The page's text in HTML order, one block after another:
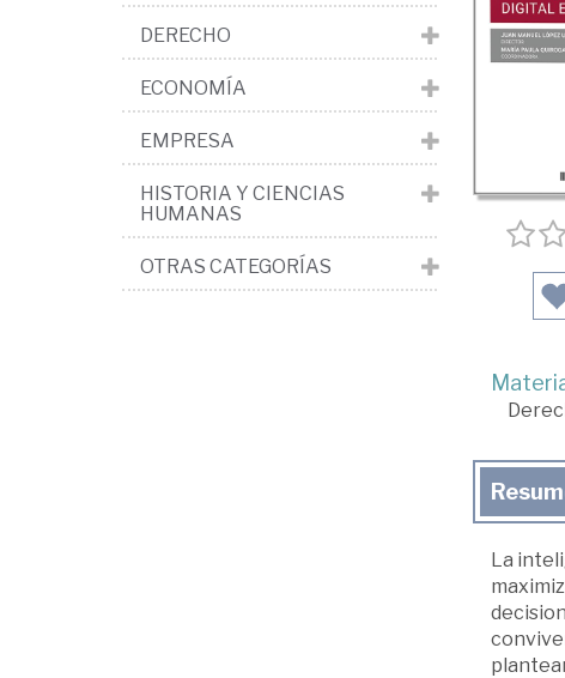
La
DERECHO
ECONOMÍA
EMPRESA
HISTORIA Y CIENCIAS
HUMANAS
OTRAS CATEGORÍAS